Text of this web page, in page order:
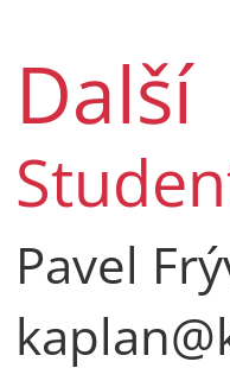
Další
Pavel